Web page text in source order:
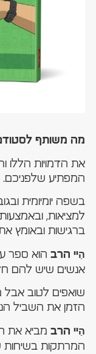
מה משותף
את הדמויות הללו
המפתיע שלפניכם.
בשפה יומיומית
למציאות,
ברגישות ובאומץ
הַיי הרבהוא ספר
אנשים שיש להם
שואפים לטוב
הזמן את השביל
הַיי הרבמביא את
המרתקות בשיחות